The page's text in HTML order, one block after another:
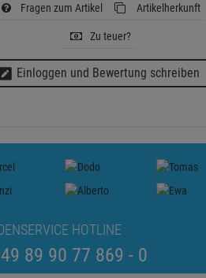
Fragen zum Artikel Artikelherkunft
Zu teuer?
Einloggen und Bewertung schreiben
HOTLINE
89 90 77 869 - 0